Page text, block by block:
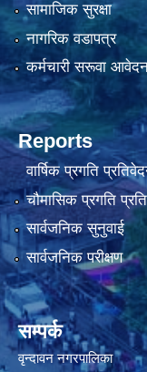
सामाजिक सुरक्षा
नागरिक वडापत्र
कर्मचारी सरूवा
Reports
वार्षिक प्रगति
चौमासिक प्रगति
सार्वजनिक सुनुवाई
सार्वजनिक परीक्षण
सम्पर्क
वृन्दावन नगरपालिका